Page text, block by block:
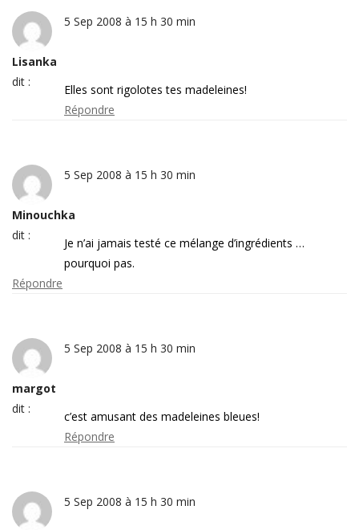
Lisanka
dit :
5 Sep 2008 à 15 h 30 min
Elles sont rigolotes tes madeleines!
Répondre
Minouchka
dit :
5 Sep 2008 à 15 h 30 min
Je n’ai jamais testé ce mélange d’ingrédients …
pourquoi pas.
Répondre
margot
dit :
5 Sep 2008 à 15 h 30 min
c’est amusant des madeleines bleues!
Répondre
5 Sep 2008 à 15 h 30 min